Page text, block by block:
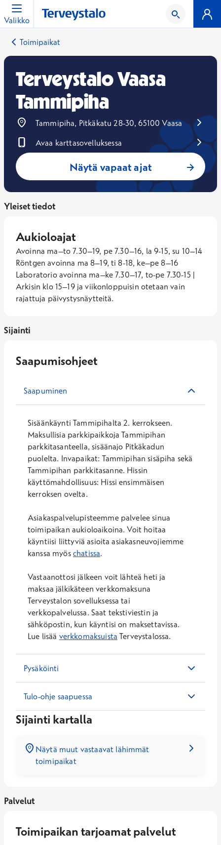
Valikko
Toimipaikat
Terveystalo Vaasa
Tammipiha
Tammipiha, Pitkäkatu 28-30, 65100 Vaasa
Avaa karttasovelluksessa
Avautuu uuteen ikkunaan
Näytä vapaat ajat
Yleiset tiedot
Aukioloajat
Avoinna ma–to 7.30–19, pe 7.30–16, la 9-15, su 10–14
Röntgen avoinna ma 8–19, ti 8-18, ke–pe 8–16
Laboratorio avoinna ma–ke 7.30–17, to-pe 7.30-15 |
Arkisin klo 15–19 ja viikonloppuisin otetaan vain
rajattuja päivystysnäytteitä.
Sijainti
Saapumisohjeet
Saapuminen
Sisäänkäynti Tammipihalta 2. kerrokseen.
Maksullisia parkkipaikkoja Tammipihan
parkkitasanteella, sisäänajo Pitkäkadun
puolelta. Invapaikat: Tammipihan sisäpiha sekä
Tammipihan parkkitasanne. Hissin
käyttömahdollisuus: Hissi ensimmäisen
kerroksen ovelta.
Asiakaspalvelupisteemme palvelee sinua
toimipaikan aukioloaikoina. Voit hoitaa
käyntiisi liittyviä asioita asiakasneuvojiemme
kanssa myös chatissa.
Vastaanottosi jälkeen voit lähteä heti ja
maksaa jälkikäteen verkkomaksuna
Terveystalon sovelluksessa tai
verkkopalvelussa. Saat tekstiviestin ja
sähköpostin, kun käyntisi on maksettavissa.
Lue lisää verkkomaksuista Terveystalossa.
Pysäköinti
Tulo-ohje saapuessa
Sijainti kartalla
Näytä muut vastaavat lähimmät
toimipaikat
Palvelut
Toimipaikan tarjoamat palvelut